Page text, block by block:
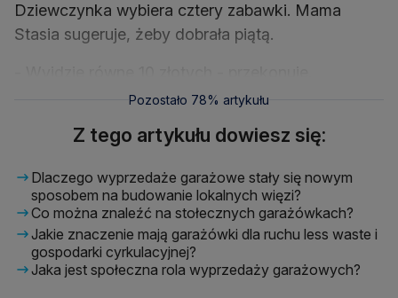
Dziewczynka wybiera cztery zabawki. Mama
Stasia sugeruje, żeby dobrała piątą.
Pozostało 78% artykułu
Z tego artykułu dowiesz się:
Dlaczego wyprzedaże garażowe stały się nowym
sposobem na budowanie lokalnych więzi?
Co można znaleźć na stołecznych garażówkach?
Jakie znaczenie mają garażówki dla ruchu less waste i
gospodarki cyrkulacyjnej?
Jaka jest społeczna rola wyprzedaży garażowych?